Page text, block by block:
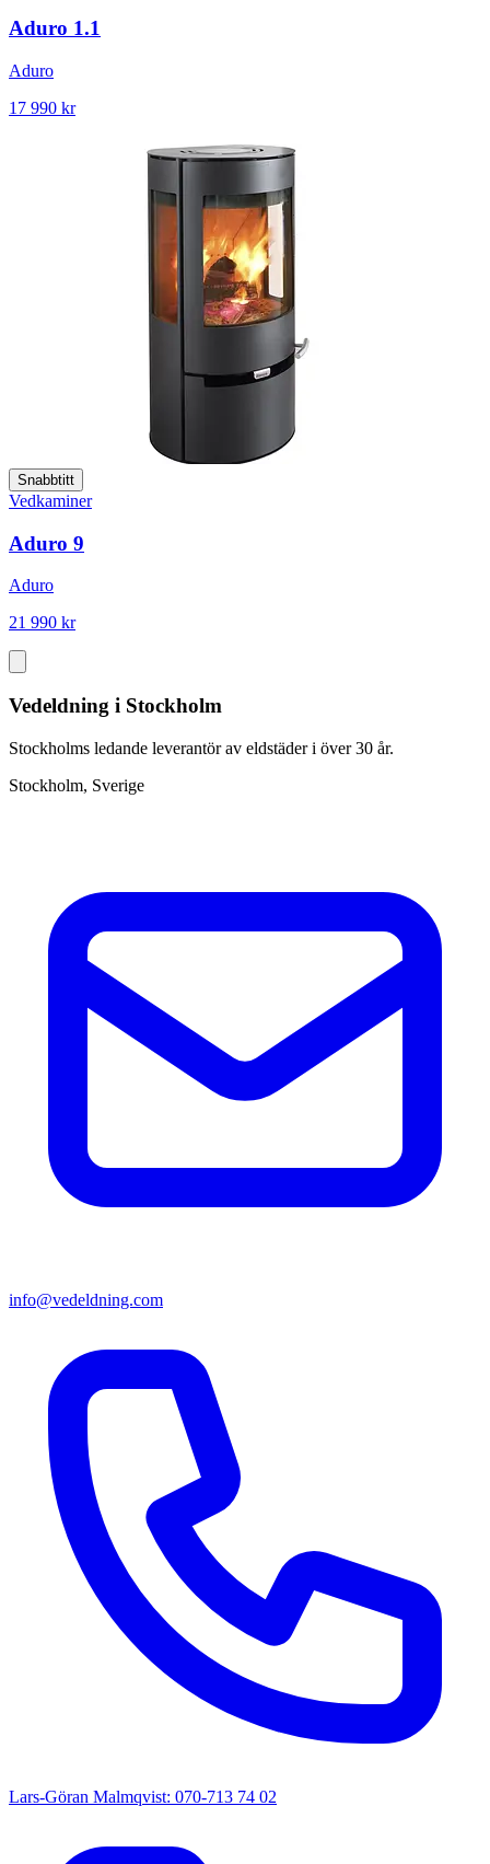
Aduro 1.1
Aduro
17 990 kr
Snabbtitt
Vedkaminer
Aduro 9
Aduro
21 990 kr
Vedeldning i Stockholm
Stockholms ledande leverantör av eldstäder i över 30 år.
Stockholm, Sverige
info@vedeldning.com
Lars-Göran Malmqvist: 070-713 74 02